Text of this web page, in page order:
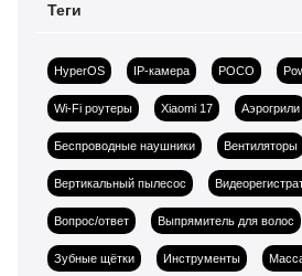
Теги
HyperOS IP-камера POCO
Wi-Fi роутеры Xiaomi 17 Аэрогрили
Беспроводные наушники Вентиляторы
Вертикальный пылесос
Вопрос/ответ Выпрямитель для волос
Зубные щётки Инструменты